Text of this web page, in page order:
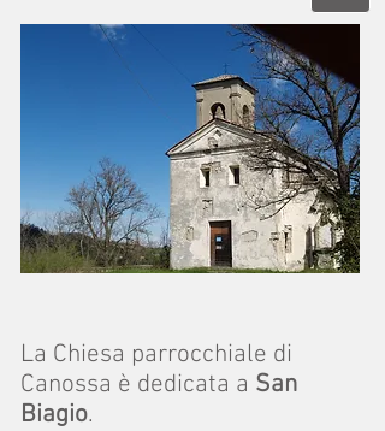
La Chiesa parrocchiale di
Canossa è dedicata a San
Biagio.